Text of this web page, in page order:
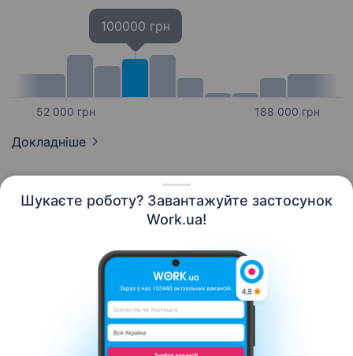
Шукаєте роботу? Завантажуйте застосунок
Work.ua!
52 000 грн
100000 грн
188 000 грн
Докладніше